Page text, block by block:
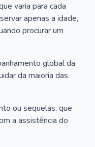
varia para cada
apenas a idade,
procurar um
global da
da maioria das
ou sequelas, que
a assistência do